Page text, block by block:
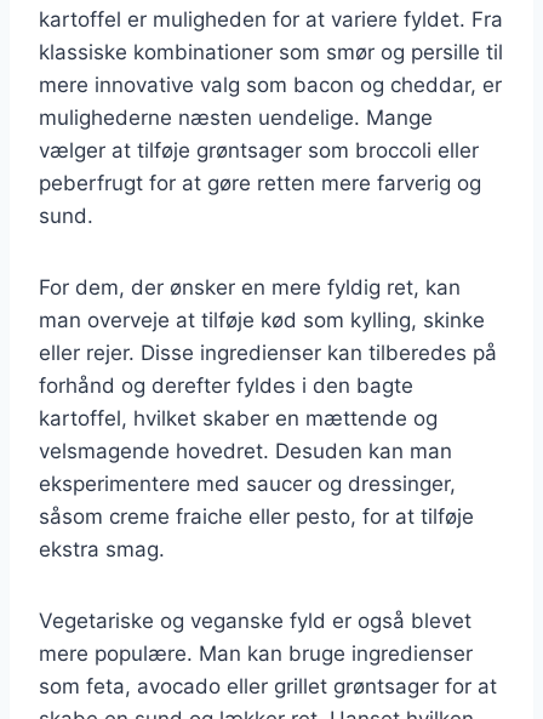
kartoffel er muligheden for at variere fyldet. Fra
klassiske kombinationer som smør og persille til
mere innovative valg som bacon og cheddar, er
mulighederne næsten uendelige. Mange
vælger at tilføje grøntsager som broccoli eller
peberfrugt for at gøre retten mere farverig og
sund.
For dem, der ønsker en mere fyldig ret, kan
man overveje at tilføje kød som kylling, skinke
eller rejer. Disse ingredienser kan tilberedes på
forhånd og derefter fyldes i den bagte
kartoffel, hvilket skaber en mættende og
velsmagende hovedret. Desuden kan man
eksperimentere med saucer og dressinger,
såsom creme fraiche eller pesto, for at tilføje
ekstra smag.
Vegetariske og veganske fyld er også blevet
mere populære. Man kan bruge ingredienser
som feta, avocado eller grillet grøntsager for at